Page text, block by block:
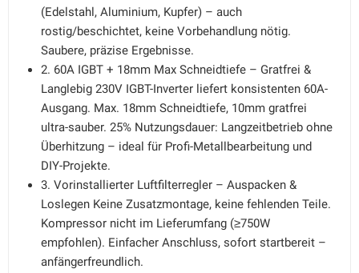
(Edelstahl, Aluminium, Kupfer) – auch
rostig/beschichtet, keine Vorbehandlung nötig.
Saubere, präzise Ergebnisse.
2. 60A IGBT + 18mm Max Schneidtiefe – Gratfrei &
Langlebig 230V IGBT-Inverter liefert konsistenten 60A-
Ausgang. Max. 18mm Schneidtiefe, 10mm gratfrei
ultra-sauber. 25% Nutzungsdauer: Langzeitbetrieb ohne
Überhitzung – ideal für Profi-Metallbearbeitung und
DIY-Projekte.
3. Vorinstallierter Luftfilterregler – Auspacken &
Loslegen Keine Zusatzmontage, keine fehlenden Teile.
Kompressor nicht im Lieferumfang (≥750W
empfohlen). Einfacher Anschluss, sofort startbereit –
anfängerfreundlich.